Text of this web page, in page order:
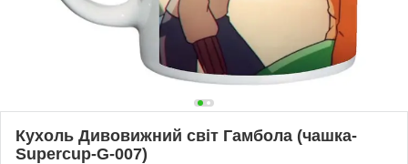
Кухоль Дивовижний світ Гамбола (чашка-
Supercup-G-007)